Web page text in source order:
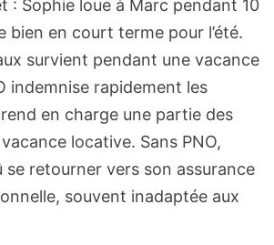
: Sophie loue à Marc pendant 10
bien en court terme pour l’été.
survient pendant une vacance
indemnise rapidement les
en charge une partie des
locative. Sans PNO,
se retourner vers son assurance
souvent inadaptée aux